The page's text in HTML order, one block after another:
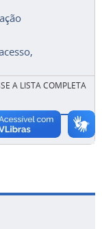
A LISTA COMPLETA